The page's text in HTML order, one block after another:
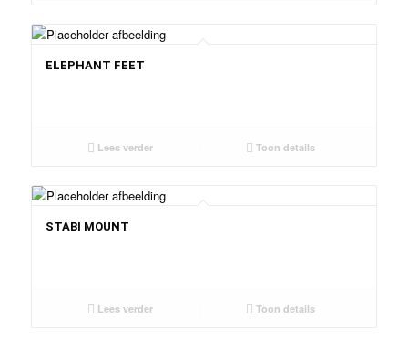
ELEPHANT FEET
Lees verder Toon details
STABI MOUNT
Lees verder Toon details